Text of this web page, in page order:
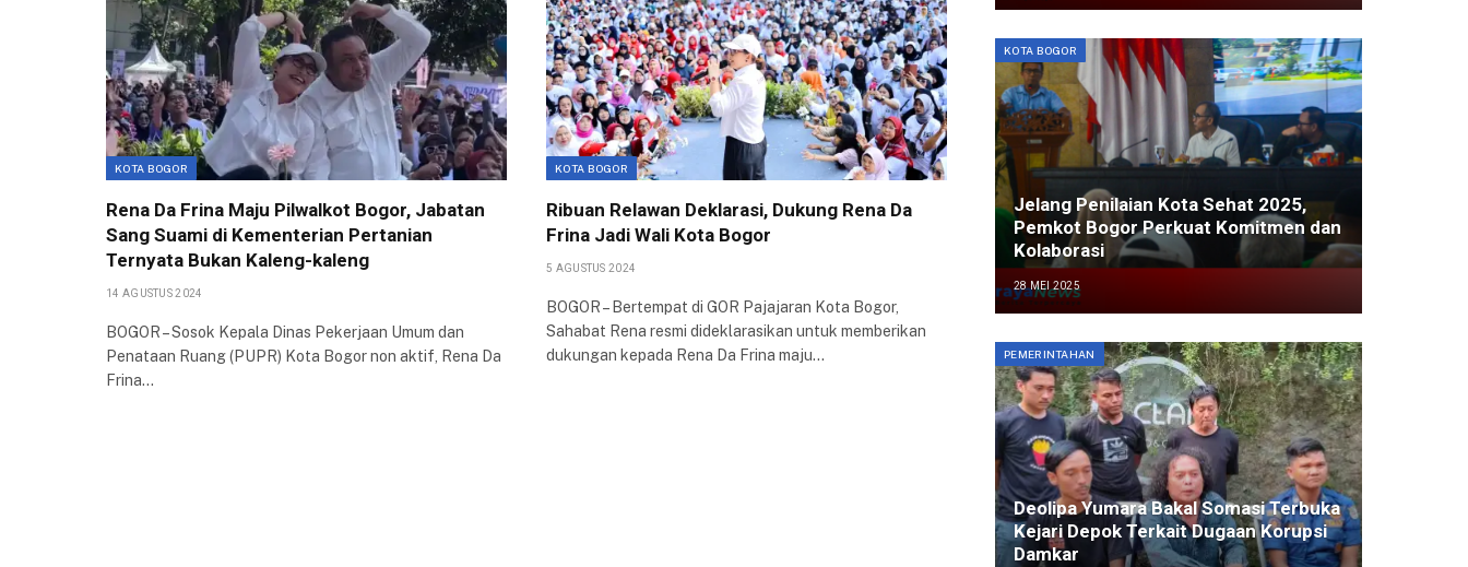
KOTA BOGOR
Rena Da Frina Maju Pilwalkot Bogor, Jabatan
Sang Suami di Kementerian Pertanian
Ternyata Bukan Kaleng-kaleng
14 AGUSTUS 2024
BOGOR – Sosok Kepala Dinas Pekerjaan Umum dan
Penataan Ruang (PUPR) Kota Bogor non aktif, Rena Da
Frina…
KOTA BOGOR
Ribuan Relawan Deklarasi, Dukung Rena Da
Frina Jadi Wali Kota Bogor
5 AGUSTUS 2024
BOGOR – Bertempat di GOR Pajajaran Kota Bogor,
Sahabat Rena resmi dideklarasikan untuk memberikan
dukungan kepada Rena Da Frina maju…
KOTA BOGOR
Jelang Penilaian Kota Sehat 2025,
Pemkot Bogor Perkuat Komitmen dan
Kolaborasi
28 MEI 2025
PEMERINTAHAN
Deolipa Yumara Bakal Somasi Terbuka
Kejari Depok Terkait Dugaan Korupsi
Damkar